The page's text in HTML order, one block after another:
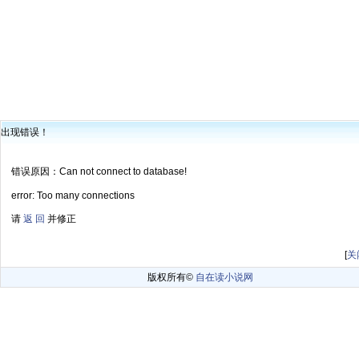
出现错误！
错误原因：Can not connect to database!
error: Too many connections
请 返 回 并修正
[关
版权所有© 自在读小说网